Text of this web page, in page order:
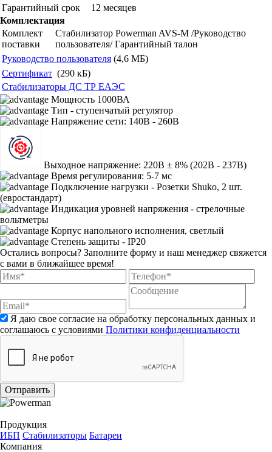
Гарантийный срок
12 месяцев
Комплектация
Комплект
поставки
Стабилизатор Powerman AVS-M /Руководство
пользователя/ Гарантийный талон
Руководство пользователя (4,6 MБ)
Сертификат (290 кБ)
Стабилизаторы ДС ТР ЕАЭС
Мощность 1000ВА
Тип - ступенчатый регулятор
Напряжение сети: 140В - 260В
Выходное напряжение: 220В ± 8% (202В - 237В)
Время регулирования: 5-7 мс
Подключение нагрузки - Розетки Shuko, 2 шт.
(евростандарт)
Индикация уровней напряжения - стрелочные
вольтметры
Корпус напольного исполнения, светлый
Cтепень защиты - IP20
Остались вопросы? Заполните форму и наш менеджер свяжется
с вами в ближайшее время!
Я даю свое согласие на обработку персональных данных и
соглашаюсь с условиями Политики конфиденциальности
Отправить
Продукция
ИБП Стабилизаторы Батареи
Компания